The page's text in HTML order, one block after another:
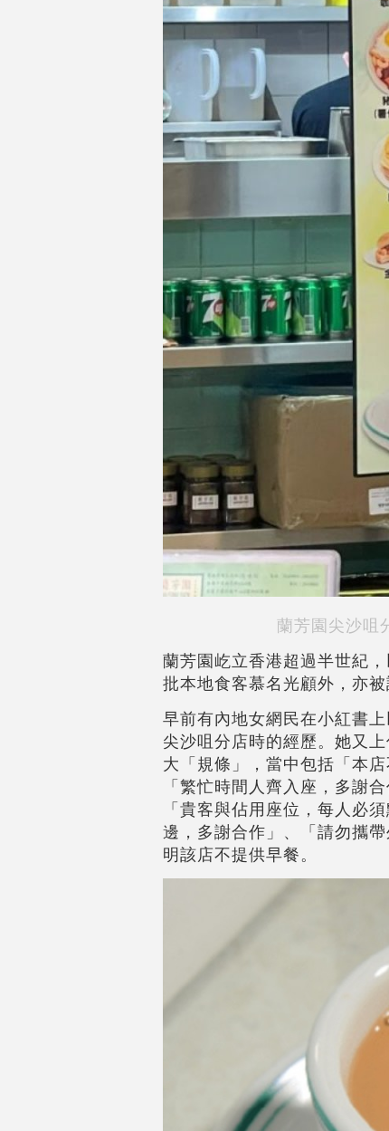
蘭芳園尖沙咀
蘭芳園屹立香港超過半世紀
批本地食客慕名光顧外，亦
早前有內地女網民在小紅書
尖沙咀分店時的經歷。她又
大「規條」，當中包括「本
「繁忙時間人齊入座，多謝
「貴客與佔用座位，每人必
邊，多謝合作」、「請勿攜
明該店不提供早餐。